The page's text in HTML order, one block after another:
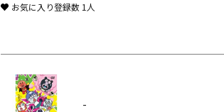
お気に入り登録数 1 人
-